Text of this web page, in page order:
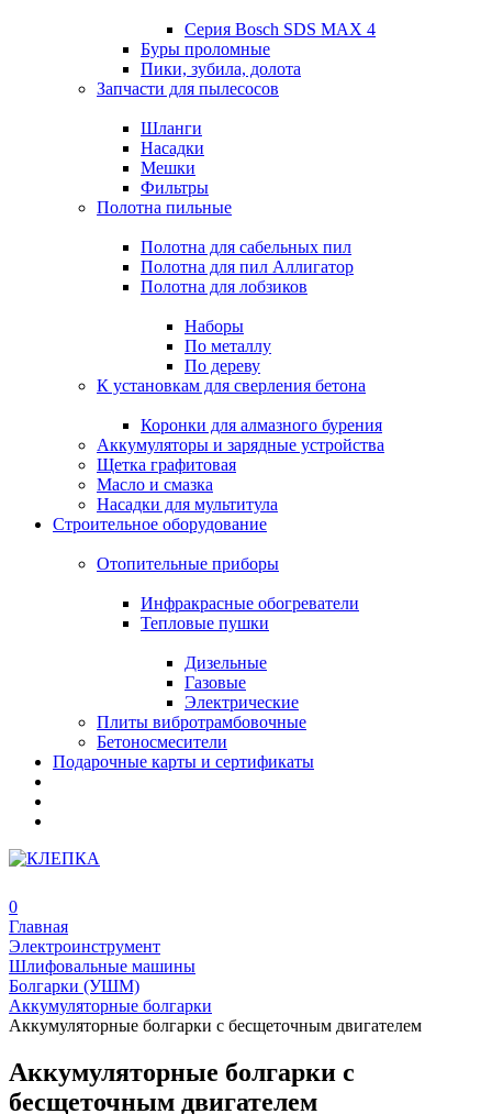
Серия Bosch SDS MAX 4
Буры проломные
Пики, зубила, долота
Запчасти для пылесосов
Шланги
Насадки
Мешки
Фильтры
Полотна пильные
Полотна для сабельных пил
Полотна для пил Аллигатор
Полотна для лобзиков
Наборы
По металлу
По дереву
К установкам для сверления бетона
Коронки для алмазного бурения
Аккумуляторы и зарядные устройства
Щетка графитовая
Масло и смазка
Насадки для мультитула
Строительное оборудование
Отопительные приборы
Инфракрасные обогреватели
Тепловые пушки
Дизельные
Газовые
Электрические
Плиты вибротрамбовочные
Бетоносмесители
Подарочные карты и сертификаты
0
Главная
Электроинструмент
Шлифовальные машины
Болгарки (УШМ)
Аккумуляторные болгарки
Аккумуляторные болгарки с бесщеточным двигателем
Аккумуляторные болгарки с
бесщеточным двигателем